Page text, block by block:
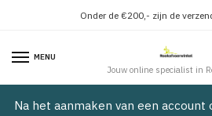
navigatie
inhoud
Onder de €200,- zijn de
MENU
Jouw online specialist in
Na het aanmaken van een